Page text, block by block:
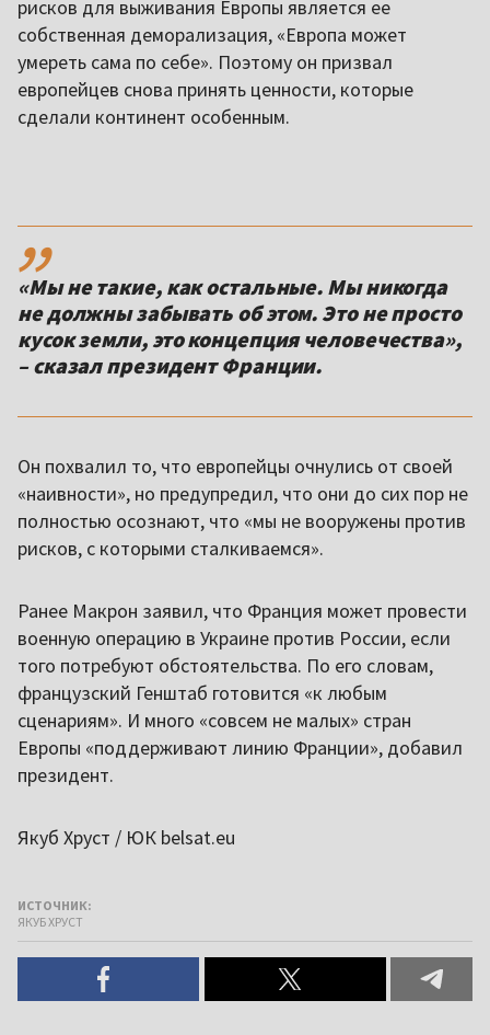
рисков для выживания Европы является ее
собственная деморализация, «Европа может
умереть сама по себе». Поэтому он призвал
европейцев снова принять ценности, которые
сделали континент особенным.
,,
«Мы не такие, как остальные. Мы никогда
не должны забывать об этом. Это не просто
кусок земли, это концепция человечества»,
– сказал президент Франции.
Он похвалил то, что европейцы очнулись от своей
«наивности», но предупредил, что они до сих пор не
полностью осознают, что «мы не вооружены против
рисков, с которыми сталкиваемся».
Ранее Макрон заявил, что Франция может провести
военную операцию в Украине против России, если
того потребуют обстоятельства. По его словам,
французский Генштаб готовится «к любым
сценариям». И много «совсем не малых» стран
Европы «поддерживают линию Франции», добавил
президент.
Якуб Хруст / ЮК belsat.eu
ИСТОЧНИК:
ЯКУБ ХРУСТ